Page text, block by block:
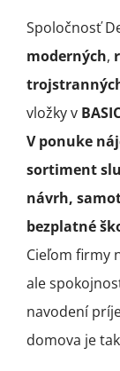
Spoločnosť
moderných,
vložky v
V ponuke
sortiment
návrh,
bezplatné
Cieľom firmy
ale
navodení
domova je